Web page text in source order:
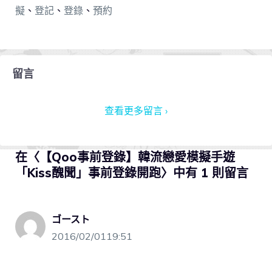
擬 、 登記 、 登錄 、 預約
留言
查看更多留言 ›
在〈【Qoo事前登錄】韓流戀愛模擬手遊
「Kiss醜聞」事前登錄開跑〉中有 1 則留言
ゴースト
2016/02/0119:51